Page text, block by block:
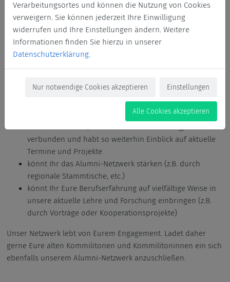
Website der Fakultät Gestaltung
Als Teilnehmer*in des Alumni-Netzwerks Gestaltung
könnt Ihr Euch auf kurzem Weg gegenseitig unterstützen
(z.B. durch eine schnelle Kontaktaufnahme in fremden
Städten, gegenseitige Job-Vermittlung, etc.)
verbunden und habt so weiterhin Einblick auf aktuelle
Termine und Projekte
könnt Ihr das Alumni-Netzwerk stärken (z.B. durch
regionale Stammtische, etc.)
könnt Ihr Eure Berufserfahrung auf vielfältige Weise in
unsere aktuelle Lehre und Forschung einbringen (z.B.
durch Vorträge oder Kooperationsprojekte)
Unser Netzwerk lebt von Eurem Engagement. Ladet daher
gerne Eure alten Kommilitonen und Kommilitoninnen ein sich
ebenfalls unserem Alumni-Netzwerk anzuschließen.
Verarbeitungsortes und können die Nutzung von Cookies
verweigern. Sie können jederzeit Ihre Einwilligung
widerrufen und Ihre Einstellungen ändern. Weitere
Informationen finden Sie hierzu in unserer
Datenschutzerklärung.
Nur notwendige Cookies akzeptieren Einstellungen
Alle Cookies akzeptieren